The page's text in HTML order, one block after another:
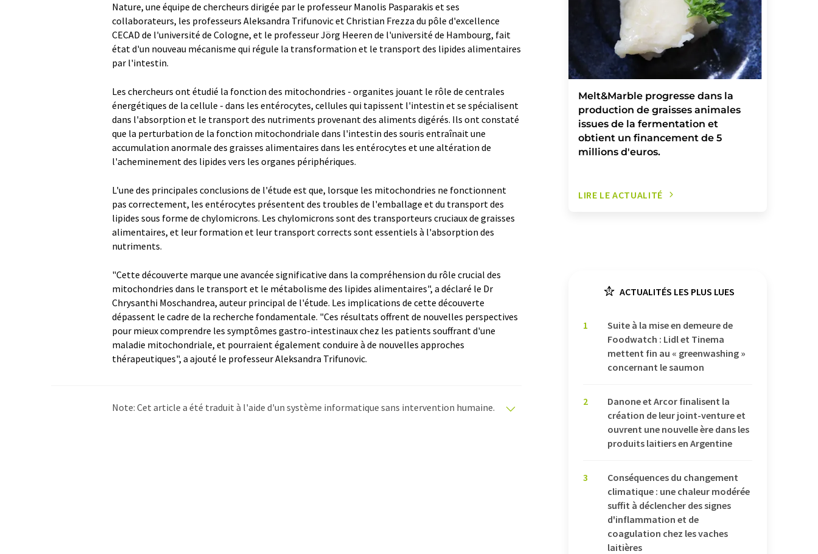
Nature, une équipe de chercheurs dirigée par le professeur Manolis Pasparakis et ses
collaborateurs, les professeurs Aleksandra Trifunovic et Christian Frezza du pôle d'excellence
CECAD de l'université de Cologne, et le professeur Jörg Heeren de l'université de Hambourg, fait
état d'un nouveau mécanisme qui régule la transformation et le transport des lipides alimentaires
par l'intestin.
Les chercheurs ont étudié la fonction des mitochondries - organites jouant le rôle de centrales
énergétiques de la cellule - dans les entérocytes, cellules qui tapissent l'intestin et se spécialisent
dans l'absorption et le transport des nutriments provenant des aliments digérés. Ils ont constaté
que la perturbation de la fonction mitochondriale dans l'intestin des souris entraînait une
accumulation anormale des graisses alimentaires dans les entérocytes et une altération de
l'acheminement des lipides vers les organes périphériques.
L'une des principales conclusions de l'étude est que, lorsque les mitochondries ne fonctionnent
pas correctement, les entérocytes présentent des troubles de l'emballage et du transport des
lipides sous forme de chylomicrons. Les chylomicrons sont des transporteurs cruciaux de graisses
alimentaires, et leur formation et leur transport corrects sont essentiels à l'absorption des
nutriments.
"Cette découverte marque une avancée significative dans la compréhension du rôle crucial des
mitochondries dans le transport et le métabolisme des lipides alimentaires", a déclaré le Dr
Chrysanthi Moschandrea, auteur principal de l'étude. Les implications de cette découverte
dépassent le cadre de la recherche fondamentale. "Ces résultats offrent de nouvelles perspectives
pour mieux comprendre les symptômes gastro-intestinaux chez les patients souffrant d'une
maladie mitochondriale, et pourraient également conduire à de nouvelles approches
thérapeutiques", a ajouté le professeur Aleksandra Trifunovic.
Note: Cet article a été traduit à l'aide d'un système informatique sans intervention humaine.
Melt&Marble progresse dans la
production de graisses animales
issues de la fermentation et
obtient un financement de 5
millions d'euros.
LIRE LE ACTUALITÉ
ACTUALITÉS LES PLUS LUES
1
Suite à la mise en demeure de
Foodwatch : Lidl et Tinema
mettent fin au « greenwashing »
concernant le saumon
2
Danone et Arcor finalisent la
création de leur joint-venture et
ouvrent une nouvelle ère dans les
produits laitiers en Argentine
3
Conséquences du changement
climatique : une chaleur modérée
suffit à déclencher des signes
d'inflammation et de
coagulation chez les vaches
laitières